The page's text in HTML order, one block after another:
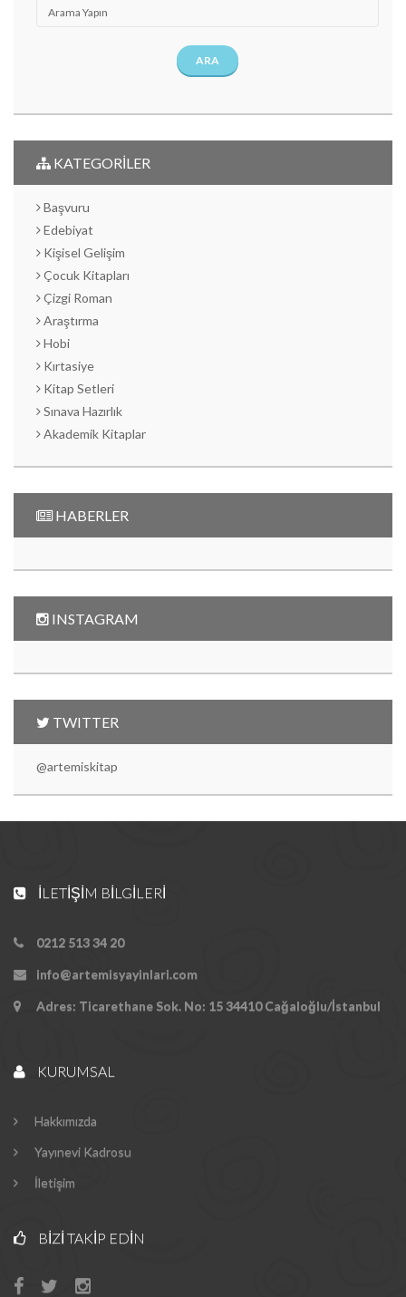
ARA
KATEGORİLER
Başvuru
Edebiyat
Kişisel Gelişim
Çocuk Kitapları
Çizgi Roman
Araştırma
Hobi
Kırtasiye
Kitap Setleri
Sınava Hazırlık
Akademik Kitaplar
HABERLER
INSTAGRAM
TWITTER
@artemiskitap
İLETIŞIM BILGILERI
0212 513 34 20
info@artemisyayinlari.com
Adres: Ticarethane Sok. No: 15 34410 Cağaloğlu/İstanbul
KURUMSAL
Hakkımızda
Yayınevi Kadrosu
İletişim
BIZI TAKIP EDIN